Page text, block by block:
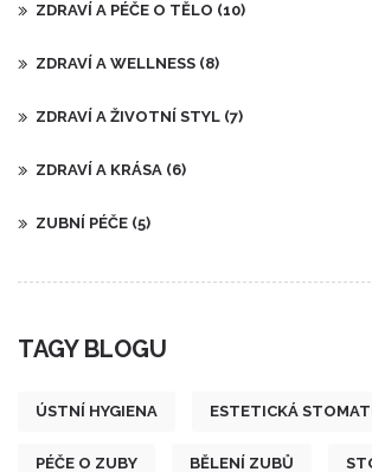
ZDRAVÍ A PÉČE O TĚLO (10)
ZDRAVÍ A WELLNESS (8)
ZDRAVÍ A ŽIVOTNÍ STYL (7)
ZDRAVÍ A KRÁSA (6)
ZUBNÍ PÉČE (5)
TAGY BLOGU
ÚSTNÍ HYGIENA ESTETICKÁ
PÉČE O ZUBY BĚLENÍ ZUBŮ